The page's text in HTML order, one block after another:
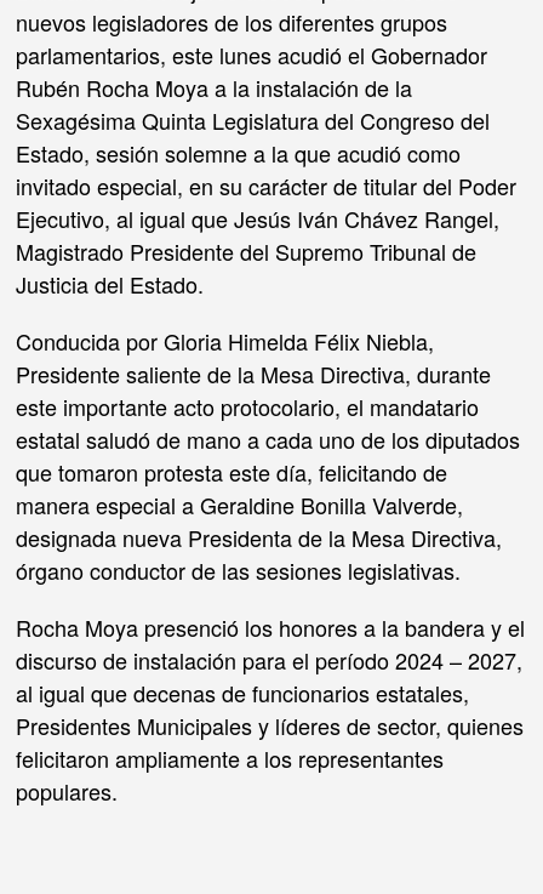
nuevos legisladores de los diferentes grupos
parlamentarios, este lunes acudió el Gobernador
Rubén Rocha Moya a la instalación de la
Sexagésima Quinta Legislatura del Congreso del
Estado, sesión solemne a la que acudió como
invitado especial, en su carácter de titular del Poder
Ejecutivo, al igual que Jesús Iván Chávez Rangel,
Magistrado Presidente del Supremo Tribunal de
Justicia del Estado.
Conducida por Gloria Himelda Félix Niebla,
Presidente saliente de la Mesa Directiva, durante
este importante acto protocolario, el mandatario
estatal saludó de mano a cada uno de los diputados
que tomaron protesta este día, felicitando de
manera especial a Geraldine Bonilla Valverde,
designada nueva Presidenta de la Mesa Directiva,
órgano conductor de las sesiones legislativas.
Rocha Moya presenció los honores a la bandera y el
discurso de instalación para el período 2024 – 2027,
al igual que decenas de funcionarios estatales,
Presidentes Municipales y líderes de sector, quienes
felicitaron ampliamente a los representantes
populares.